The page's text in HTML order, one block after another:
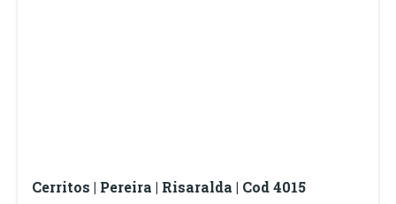
Cerritos | Pereira | Risaralda | Cod 4015